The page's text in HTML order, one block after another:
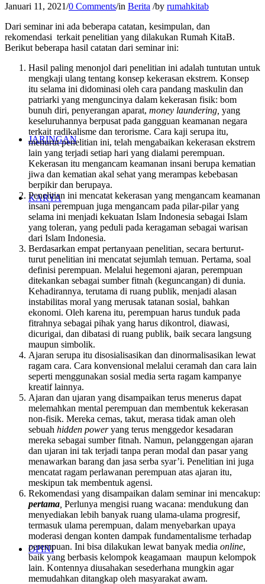
JARINGAN
KARYA
OPINI
Januari 11, 2021/0 Comments/in Berita /by rumahkitab
Dari seminar ini ada beberapa catatan, kesimpulan, dan
rekomendasi terkait penelitian yang dilakukan Rumah KitaB.
Berikut beberapa hasil catatan dari seminar ini:
Hasil paling menonjol dari penelitian ini adalah tuntutan untuk
mengkaji ulang tentang konsep kekerasan ekstrem. Konsep
itu selama ini didominasi oleh cara pandang maskulin dan
patriarki yang menguncinya dalam kekerasan fisik: bom
bunuh diri, penyerangan aparat, money laundering, yang
keseluruhannya berpusat pada gangguan keamanan negara
terkait radikalisme dan terorisme. Cara kaji serupa itu,
menurut penelitian ini, telah mengabaikan kekerasan ekstrem
lain yang terjadi setiap hari yang dialami perempuan.
Kekerasan itu mengancam keamanan insani berupa kematian
jiwa dan kematian akal sehat yang merampas kebebasan
berpikir dan berupaya.
Penelitian ini mencatat kekerasan yang mengancam keamanan
insani perempuan juga mengancam pada pilar-pilar yang
selama ini menjadi kekuatan Islam Indonesia sebagai Islam
yang toleran, yang peduli pada keragaman sebagai warisan
dari Islam Indonesia.
Berdasarkan empat pertanyaan penelitian, secara berturut-
turut penelitian ini mencatat sejumlah temuan. Pertama, soal
definisi perempuan. Melalui hegemoni ajaran, perempuan
ditekankan sebagai sumber fitnah (keguncangan) di dunia.
Kehadirannya, terutama di ruang publik, menjadi alasan
instabilitas moral yang merusak tatanan sosial, bahkan
ekonomi. Oleh karena itu, perempuan harus tunduk pada
fitrahnya sebagai pihak yang harus dikontrol, diawasi,
dicurigai, dan dibatasi di ruang publik, baik secara langsung
maupun simbolik.
Ajaran serupa itu disosialisasikan dan dinormalisasikan lewat
ragam cara. Cara konvensional melalui ceramah dan cara lain
seperti menggunakan sosial media serta ragam kampanye
kreatif lainnya.
Ajaran dan ujaran yang disampaikan terus menerus dapat
melemahkan mental perempuan dan membentuk kekerasan
non-fisik. Mereka cemas, takut, merasa tidak aman oleh
sebuah hidden poweryang terus menggedor kesadaran
mereka sebagai sumber fitnah. Namun, pelanggengan ajaran
dan ujaran ini tak terjadi tanpa peran modal dan pasar yang
menawarkan barang dan jasa serba syar’i. Penelitian ini juga
mencatat ragam perlawanan perempuan atas ajaran itu,
meskipun tak membentuk agensi.
Rekomendasi yang disampaikan dalam seminar ini mencakup:
pertama Perlunya mengisi ruang wacana: mendukung dan
menyediakan lebih banyak ruang ulama-ulama progresif,
termasuk ulama perempuan, dalam menyebarkan upaya
moderasi dengan konten dampak fundamentalisme terhadap
perempuan. Ini bisa dilakukan lewat banyak media online,
baik yang berbasis kelompok keagamaan maupun kelompok
lain. Kontennya diusahakan sesederhana mungkin agar
memudahkan ditangkap oleh masyarakat awam.